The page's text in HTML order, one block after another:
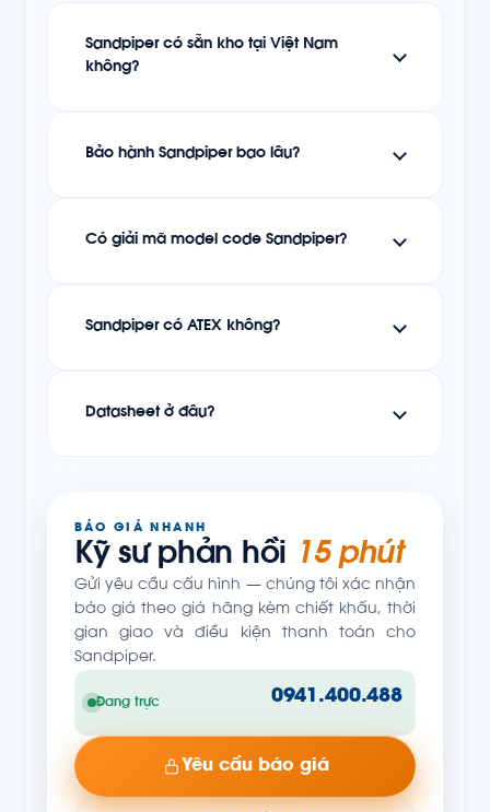
Sandpiper có sẵn kho tại Việt Nam
không?
Bảo hành Sandpiper bao lâu?
Có giải mã model code Sandpiper?
Sandpiper có ATEX không?
Datasheet ở đâu?
BÁO GIÁ NHANH
Kỹ sư phản hồi 15 phút
Gửi yêu cầu cấu hình — chúng tôi xác nhận
báo giá theo giá hãng kèm chiết khấu, thời
gian giao và điều kiện thanh toán cho
Sandpiper.
Đang trực 0941.400.488
Yêu cầu báo giá